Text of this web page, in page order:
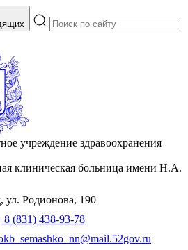
учреждение здравоохранения
клиническая больница имени Н.А.
Родионова, 190
8 (831) 438-93-78